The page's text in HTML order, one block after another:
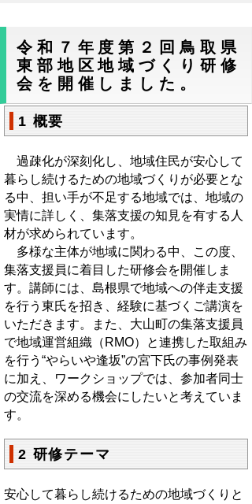
令和７年度第２回鳥取県
東部地区地域づくり研修
会を開催しました。
1 概要
過疎化が深刻化し、地域住民が安心して
暮らし続けるための地域づくりが必要とな
る中、担い手が不足する地域では、地域の
実情に詳しく、集落支援の知見を有する人
材が求められています。
多様な主体が地域に関わる中、この度、
集落支援員に着目した研修会を開催しま
す。講師には、島根県で地域への伴走支援
を行う東氏を招き、経験に基づくご講演を
いただきます。また、大山町の集落支援員
で地域運営組織（RMO）と連携した取組み
を行う“やらいや逢坂”の宮下氏の事例発表
に加え、ワークショップでは、参加者同士
の交流を深める機会にしたいと考えていま
す。
2 研修テーマ
安心して暮らし続けるための地域づくりと